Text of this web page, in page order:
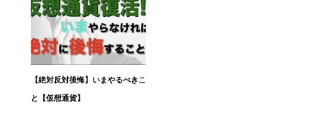
【絶対反対後悔】いまやるべきこ
と【仮想通貨】